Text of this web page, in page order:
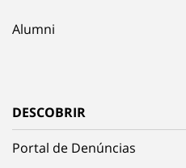
Alumni
DESCOBRIR
Portal de Denúncias